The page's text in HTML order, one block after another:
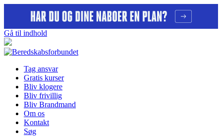
Gå til indhold
Tag ansvar
Gratis kurser
Bliv klogere
Bliv frivillig
Bliv Brandmand
Om os
Kontakt
Søg